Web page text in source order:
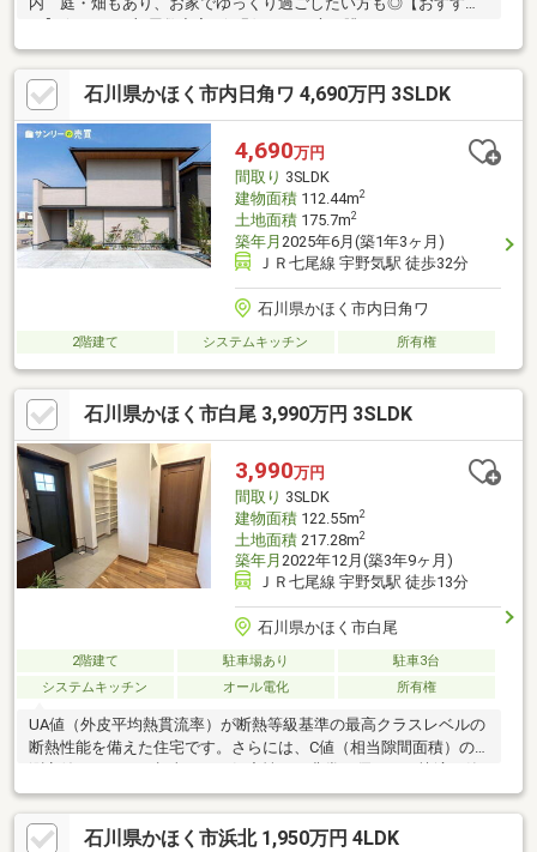
とした時間を楽しむこと出来ます♪☆１階和室（８帖）床の間横
に書院あり、気品ある和室♪☆広々とした玄関♪玄関天井・壁は木
材の装飾が施されており、高級感あり♪玄関ポーチは風除室になっ
ており、海近くで雨風の心配もなく過ごせますね♪☆敷地内には
車庫あり、車庫裏には畑スペースもあり♪お家時間を楽しみたい方
に♪
石川県かほく市内日角ワ 4,690万円 3SLDK
4,690万円
間取り 3SLDK
建物面積112.44m2
土地面積175.7m2
築年月 2025年6月(築1年3ヶ月)
ＪＲ七尾線 宇野気駅 徒歩32分
石川県かほく市内日角ワ
2階建て システムキッチン 所有権
石川県かほく市白尾 3,990万円 3SLDK
3,990万円
間取り 3SLDK
建物面積122.55m2
土地面積217.28m2
築年月 2022年12月(築3年9ヶ月)
ＪＲ七尾線 宇野気駅 徒歩13分
石川県かほく市白尾
2階建て 駐車場あり
駐車3台
システムキッチン
オール電化 所有権
UA値（外皮平均熱貫流率）が断熱等級基準の最高クラスレベルの
断熱性能を備えた住宅です。さらには、C値（相当隙間面積）の
浅の住宅です！長期優良住宅認定書もございます♪太陽光パネルを
搭載していて、お財布にも嬉しいですね！家事動線が効率良く、
欲しいところにたっぷりの収納がある、居住空間としてもストレ
石川県かほく市浜北 1,950万円 4LDK